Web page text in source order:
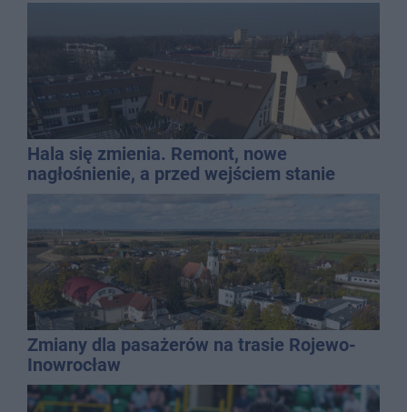
Hala się zmienia. Remont, nowe
nagłośnienie, a przed wejściem stanie
QEMETICA ARENA
Zmiany dla pasażerów na trasie Rojewo-
Inowrocław